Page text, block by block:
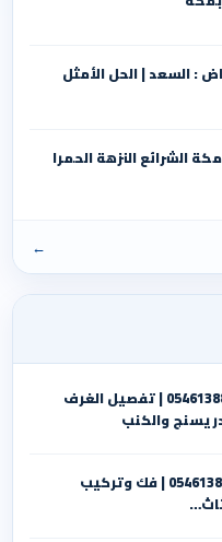
: السعد | الحل الأمثل
النزهة الحمرا
←
تفصيل أبواب بمكة 0546138860 | تفصيل الغرف
والكنب
نجار الشبيكة بمكة 0546138860⁩ | فك وتركيب